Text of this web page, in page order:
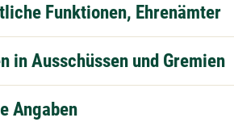
Funktionen, Ehrenämter
in Ausschüssen und Gremien
Angaben